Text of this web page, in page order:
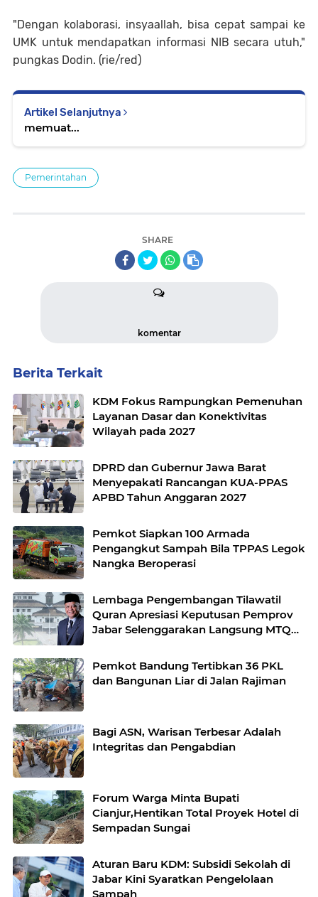
"Dengan kolaborasi, insyaallah, bisa cepat sampai ke
UMK untuk mendapatkan informasi NIB secara utuh,"
pungkas Dodin. (rie/red)
Artikel Selanjutnya
memuat...
Pemerintahan
SHARE
komentar
Berita Terkait
KDM Fokus Rampungkan Pemenuhan
Layanan Dasar dan Konektivitas
Wilayah pada 2027
DPRD dan Gubernur Jawa Barat
Menyepakati Rancangan KUA-PPAS
APBD Tahun Anggaran 2027
Pemkot Siapkan 100 Armada
Pengangkut Sampah Bila TPPAS Legok
Nangka Beroperasi
Lembaga Pengembangan Tilawatil
Quran Apresiasi Keputusan Pemprov
Jabar Selenggarakan Langsung MTQ
Pemkot Bandung Tertibkan 36 PKL
dan Bangunan Liar di Jalan Rajiman
Bagi ASN, Warisan Terbesar Adalah
Integritas dan Pengabdian
Forum Warga Minta Bupati
Cianjur,Hentikan Total Proyek Hotel di
Sempadan Sungai
Aturan Baru KDM: Subsidi Sekolah di
Jabar Kini Syaratkan Pengelolaan
Sampah